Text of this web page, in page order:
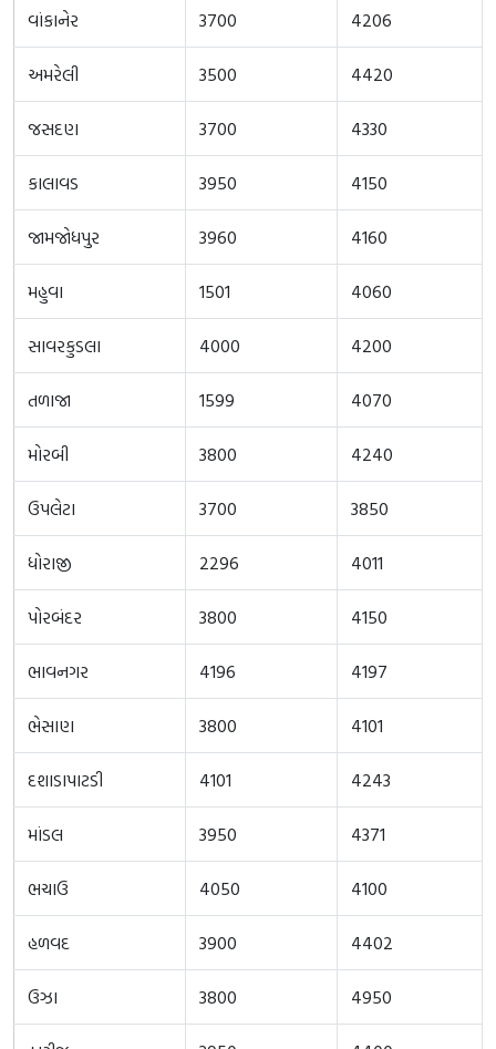
વાંકાનેર 3700 4206
અમરેલી 3500 4420
જસદણ 3700 4330
કાલાવડ 3950 4150
જામજોધપુર 3960 4160
મહુવા 1501 4060
સાવરકુડલા 4000 4200
તળાજા 1599 4070
મોરબી 3800 4240
ઉપલેટા 3700 3850
ધોરાજી 2296 4011
પોરબંદર 3800 4150
ભાવનગર 4196 4197
ભેસાણ 3800 4101
દશાડાપાટડી 4101 4243
માંડલ 3950 4371
ભચાઉ 4050 4100
હળવદ 3900 4402
ઉઝા 3800 4950